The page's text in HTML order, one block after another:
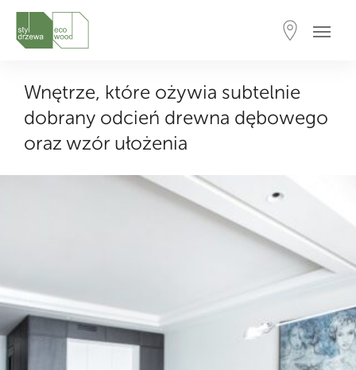
Wnętrze, które ożywia subtelnie
dobrany odcień drewna dębowego
oraz wzór ułożenia